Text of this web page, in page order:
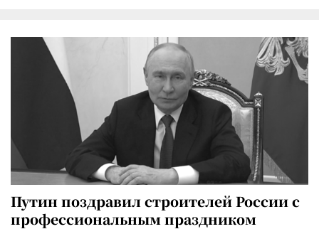
Путин поздравил строителей России с
профессиональным праздником